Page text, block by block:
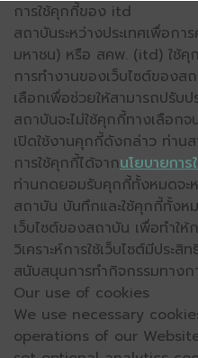
การใช้คุกกี้ของ itd
สถาบันระหว่างประเทศเพื่อก
มหาชน) หรือ สคพ. (itd) ใช้คุ
การทำงานของเว็บไซต์ของส
เลือกเพื่อช่วยให้สามารถปรับ
สถาบันจะไม่ใช้คุกกี้ทางเลือก
เปิดใช้งานคุกกี้ดังกล่าว ท่าน
การใช้คุกกี้ได้จากนโยบายการ
ท่านกดยอมรับคุกกี้ทั้งหมดจะ
สถาบัน บันทึกและใช้คุกกี้ทั้งห
เว็บไซต์ของสถาบัน เพื่อทำให้
วิเคราะห์การใช้เว็บไซต์มีประ
สนับสนุนการทำกิจกรรมทาง
Our use of cookies
We use necessary
operations of our